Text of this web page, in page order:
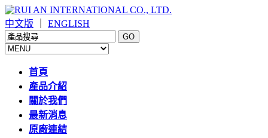
中文版 ENGLISH
首頁
產品介紹
關於我們
最新消息
原廠連結